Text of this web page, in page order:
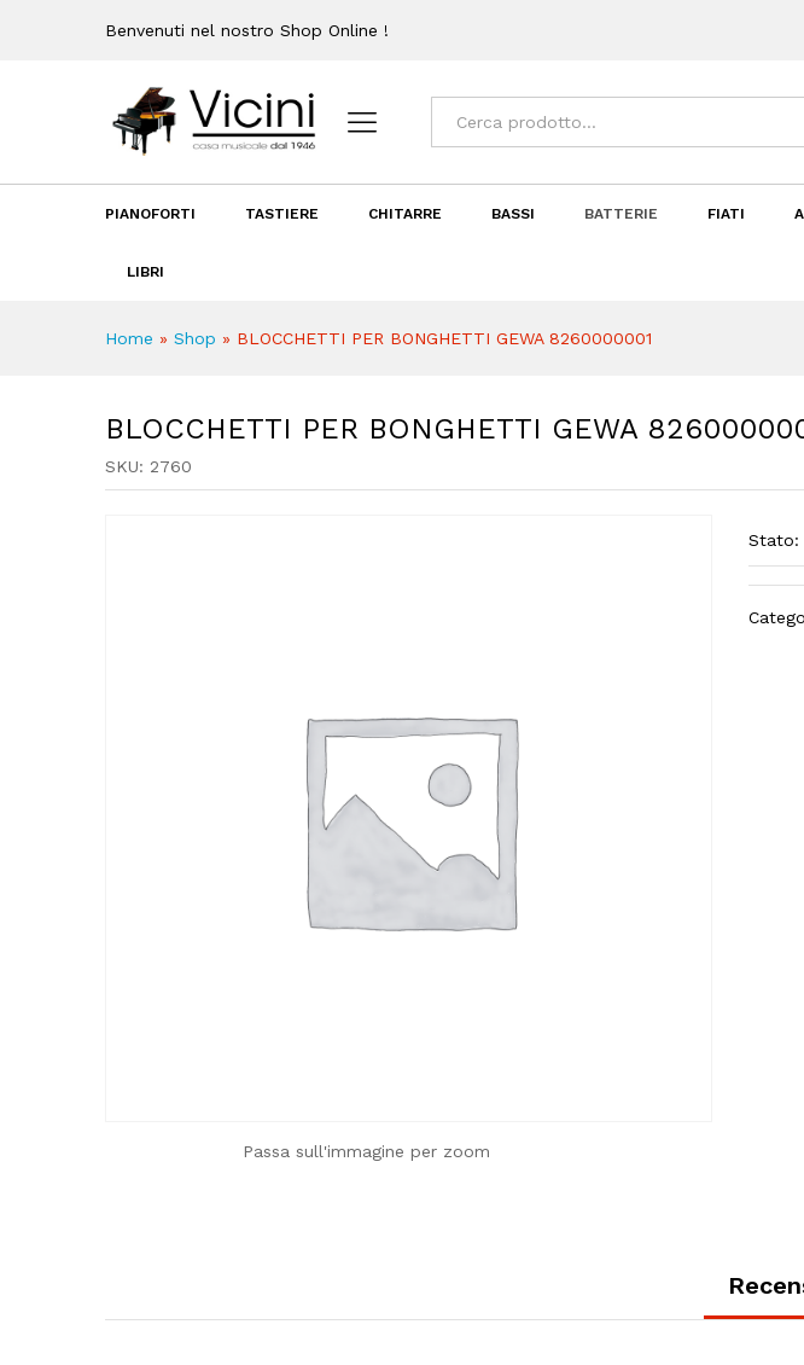
Benvenuti nel nostro Shop Online !
Categorie
PIANOFORTI TASTIERE CHITARRE BASSI BATTERIE FIATI
LIBRI
Home » Shop » BLOCCHETTI PER BONGHETTI GEWA 8260000001
BLOCCHETTI PER BONGHETTI GEWA
SKU: 2760
Passa sull'immagine per zoom
Stato:
Recensioni (0)